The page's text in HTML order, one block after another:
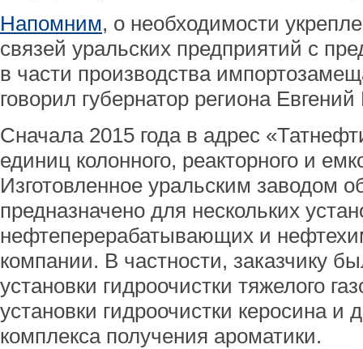
Напомним, о необходимости
связей уральских предприятий с
в части производства
говорил губернатор региона
Сначала 2015 года в адрес
единиц колонного, реакторного и
Изготовленное уральским заводом
предназначено для нескольких
нефтеперерабатывающих и
компании. В частности, заказчику
установки гидроочистки тяжелого
установки гидроочистки керосина и
комплекса получения ароматики.